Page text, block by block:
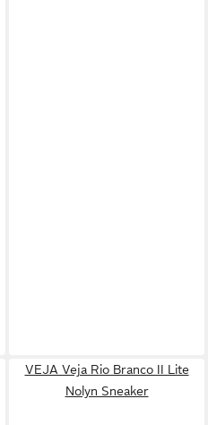
VEJA Veja Rio Branco II Lite
Nolyn Sneaker